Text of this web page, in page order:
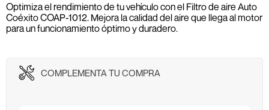
Optimiza el rendimiento de tu vehículo con el Filtro de aire Auto
Coéxito COAP-1012. Mejora la calidad del aire que llega al motor
para un funcionamiento óptimo y duradero.
COMPLEMENTA TU COMPRA